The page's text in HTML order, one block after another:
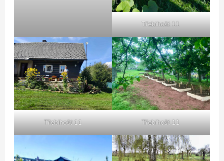
Třebihošť 11
Třebihošť 11 Třebihošť 11